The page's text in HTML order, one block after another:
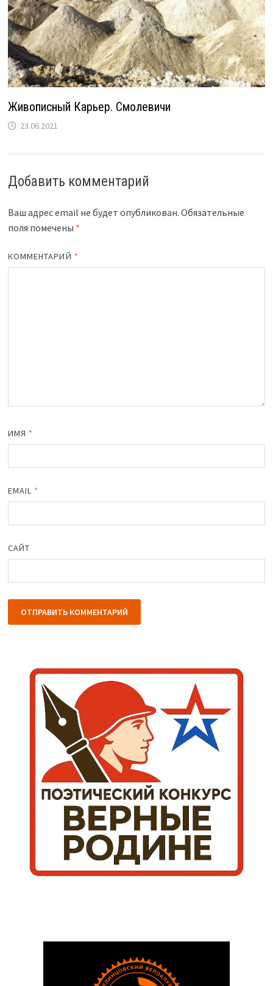
Живописный Карьер. Смолевичи
23.06.2021
Добавить комментарий
Ваш адрес email не будет опубликован. Обязательные
поля помечены *
КОММЕНТАРИЙ *
ИМЯ *
EMAIL *
САЙТ